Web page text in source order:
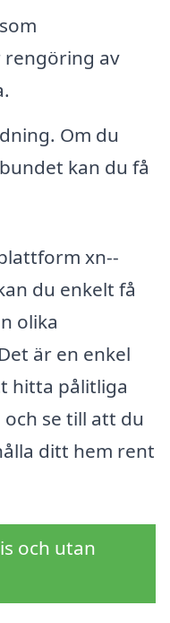
av
Om du
kan du få
xn--
du enkelt få
olika
är en enkel
hitta pålitliga
se till att du
ditt hem rent
och utan